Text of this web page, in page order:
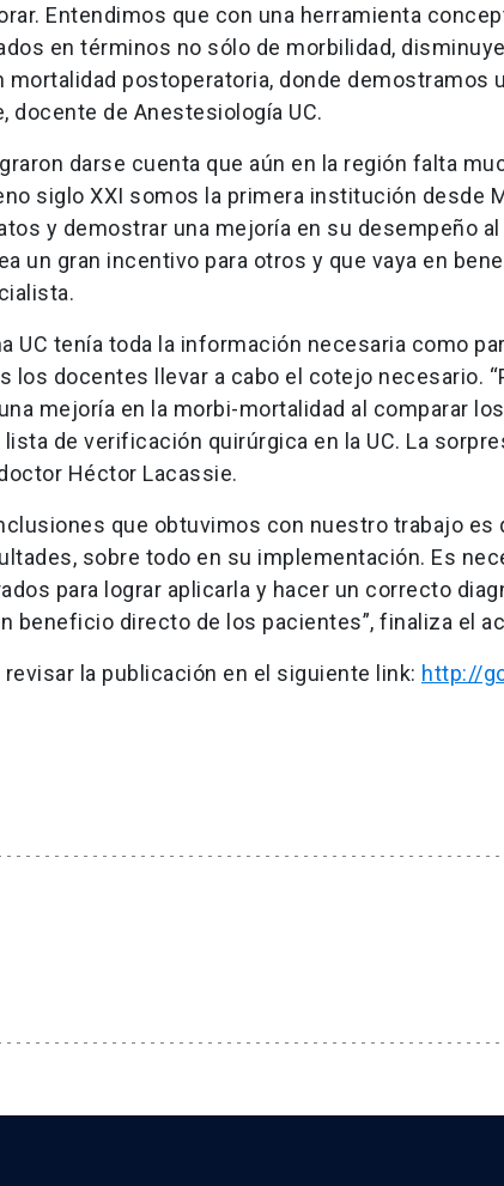
Entendimos que con una herramienta
en términos no sólo de morbilidad,
mortalidad postoperatoria, donde demostramos
docente de Anestesiología UC.
darse cuenta que aún en la región falta
siglo XXI somos la primera institución desde
y demostrar una mejoría en su desempeño
un gran incentivo para otros y que vaya en
UC tenía toda la información necesaria como
los docentes llevar a cabo el cotejo necesario.
mejoría en la morbi-mortalidad al comparar
de verificación quirúrgica en la UC. La
Héctor Lacassie.
que obtuvimos con nuestro trabajo es
sobre todo en su implementación. Es
para lograr aplicarla y hacer un correcto
beneficio directo de los pacientes”, finaliza el
la publicación en el siguiente link: http://